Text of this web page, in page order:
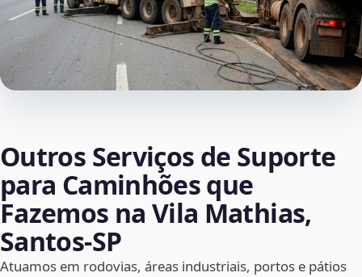
Outros Serviços de Suporte
para Caminhões que
Fazemos na Vila Mathias,
Santos‑SP
Atuamos em rodovias, áreas industriais, portos e pátios